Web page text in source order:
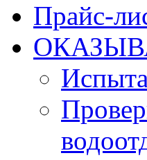
Прайс-